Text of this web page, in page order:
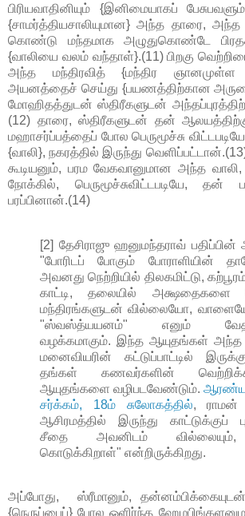
பிரியவாதினியும் {இனிமையாகப்
{சாமர்த்தியசாலியுமான} அந்த தாரை,
கொண்டு மந்தமாக அழுதுகொண்டே
{வாலியை வலம் வந்தாள்}.(11) பிறகு
அந்த மந்திரவித் {மந்திர
அயனத்தைச் செய்து {பயணத்திற்கான
மோஹிதத்துடன் ஸ்திரீகளுடன்
(12) தாரை, ஸ்திரீகளுடன் தன்
மஹாசர்ப்பத்தைப் போல பெருமூச்சு
{வாலி}, நகரத்தில் இருந்து
கூடியனும், பரம வேகவானுமான அந்த
நோக்கில், பெருமூச்சுவிட்டபடியே,
பரப்பினான்.(14)
[2] தேசிராஜு ஹனுமந்தராவ் பதிப்பின்
"போரிடப் போகும் போராளியின்
அவனது நெற்றியில் திலகமிட்டு,
காட்டி, தலையில் அக்ஷதைகளை
மந்திரங்களுடன் வில்லையோ,
"ஸ்வஸ்த்யயனம்" எனும்
வழக்கமாகும். இந்த ஆயுதங்கள் அந்த
மனைவியரின் கட்டுப்பாட்டில்
தங்கள் கணவர்களின்
ஆயுதங்களை வழிபடவேண்டும். ஆரண்ய
சர்க்கம், 18ம் சுலோகத்தில், ராமன்
ஆசிரமத்தில் இருந்து காட்டுக்குப்
சீதை அவனிடம் வில்லையும்,
கொடுக்கிறாள்" என்றிருக்கிறது.
அப்போது, ஸ்ரீமானும்,
{நெருப்பைப்} போல ஒளிர்ந்த